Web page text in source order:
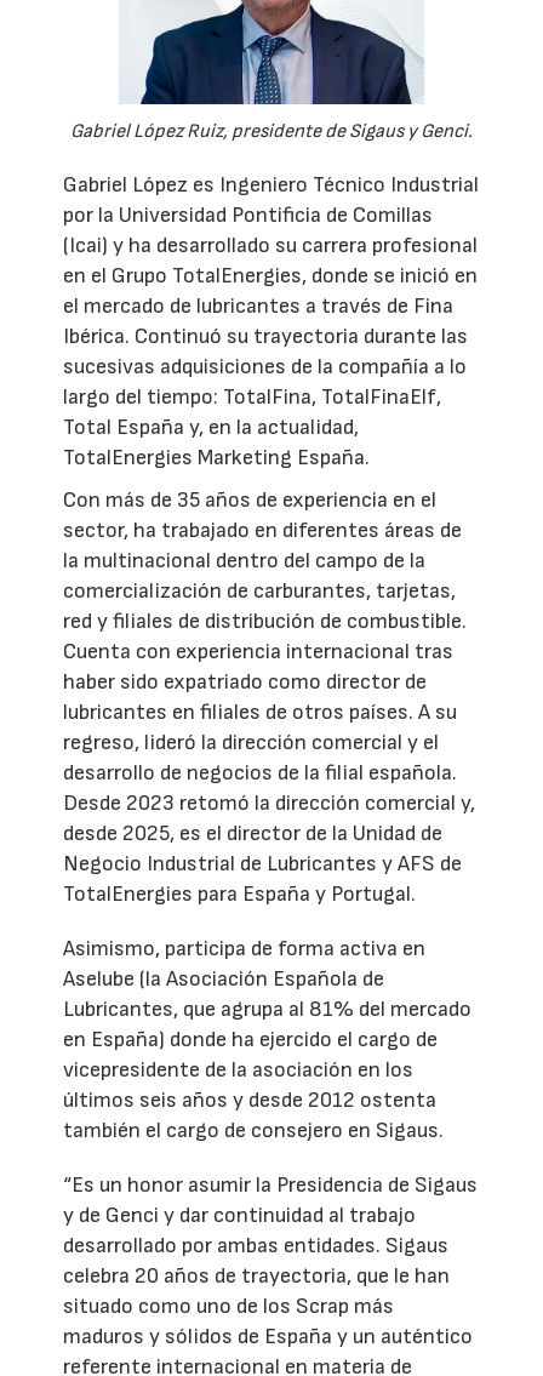
Gabriel López Ruiz, presidente de Sigaus y Genci.
Gabriel López es Ingeniero Técnico Industrial
por la Universidad Pontificia de Comillas
(Icai) y ha desarrollado su carrera profesional
en el Grupo TotalEnergies, donde se inició en
el mercado de lubricantes a través de Fina
Ibérica. Continuó su trayectoria durante las
sucesivas adquisiciones de la compañía a lo
largo del tiempo: TotalFina, TotalFinaElf,
Total España y, en la actualidad,
TotalEnergies Marketing España.
Con más de 35 años de experiencia en el
sector, ha trabajado en diferentes áreas de
la multinacional dentro del campo de la
comercialización de carburantes, tarjetas,
red y filiales de distribución de combustible.
Cuenta con experiencia internacional tras
haber sido expatriado como director de
lubricantes en filiales de otros países. A su
regreso, lideró la dirección comercial y el
desarrollo de negocios de la filial española.
Desde 2023 retomó la dirección comercial y,
desde 2025, es el director de la Unidad de
Negocio Industrial de Lubricantes y AFS de
TotalEnergies para España y Portugal.
Asimismo, participa de forma activa en
Aselube (la Asociación Española de
Lubricantes, que agrupa al 81% del mercado
en España) donde ha ejercido el cargo de
vicepresidente de la asociación en los
últimos seis años y desde 2012 ostenta
también el cargo de consejero en Sigaus.
“Es un honor asumir la Presidencia de Sigaus
y de Genci y dar continuidad al trabajo
desarrollado por ambas entidades. Sigaus
celebra 20 años de trayectoria, que le han
situado como uno de los Scrap más
maduros y sólidos de España y un auténtico
referente internacional en materia de